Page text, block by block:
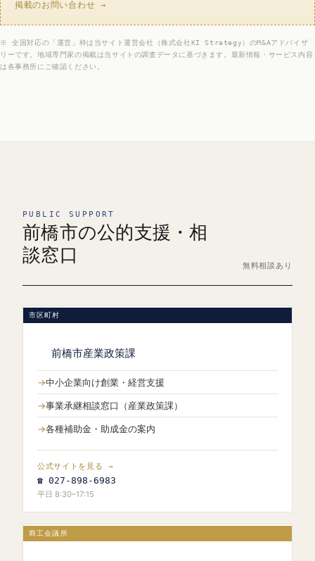
掲載のお問い合わせ →
※ 全国対応の「運営」枠は当サイト運営会社（株式会社KI Strategy）のM&Aアドバイザ
リーです。地域専門家の掲載は当サイトの調査データに基づきます。最新情報・サービス内容
は各事務所にご確認ください。
PUBLIC SUPPORT
前橋市の公的支援・相
談窓口
無料相談あり
市区町村
前橋市産業政策課
中小企業向け創業・経営支援
事業承継相談窓口（産業政策課）
各種補助金・助成金の案内
公式サイトを見る →
☎ 027-898-6983
平日 8:30–17:15
商工会議所